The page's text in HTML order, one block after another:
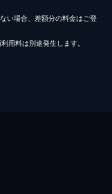
い場合、差額分の料金はご登
用料は別途発生します。